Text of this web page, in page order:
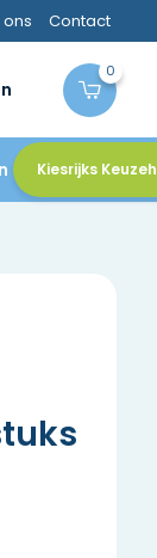
Contact
0
Kiesrijks